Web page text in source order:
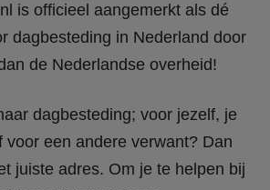
is officieel aangemerkt als dé
dagbesteding in Nederland door
de Nederlandse overheid!
dagbesteding; voor jezelf, je
voor een andere verwant? Dan
juiste adres. Om je te helpen bij